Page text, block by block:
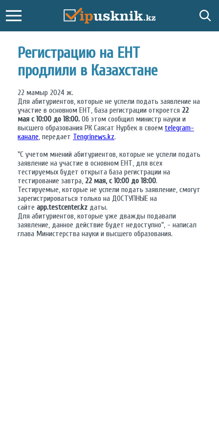
Регистрацию на ЕНТ
продлили в Казахстане
22 мамыр 2024 ж.
Для абитуриентов, которые не успели подать заявление на
участие в основном ЕНТ, база регистрации откроется 22
мая с 10:00 до 18:00. Об этом сообщил министр науки и
высшего образования РК Саясат Нурбек в своем telegram-
канале, передает Tengrinews.kz.
"С учетом мнений абитуриентов, которые не успели подать
заявление на участие в основном ЕНТ, для всех
тестируемых будет открыта база регистрации на
тестирование завтра, 22 мая, с 10:00 до 18:00.
Тестируемые, которые не успели подать заявление, смогут
зарегистрироваться только на ДОСТУПНЫЕ на
сайте app.testcenter.kz даты.
Для абитуриентов, которые уже дважды подавали
заявление, данное действие будет недоступно", - написал
глава Министерства науки и высшего образования.